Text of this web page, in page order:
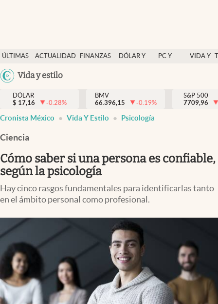
ÚLTIMAS
NOTICIAS
ACTUALIDAD
FINANZAS
DÓLAR Y
PC Y
VIDA Y
México
Vida y estilo
Actualidad
Finanzas y economía
Dólar y mercados
Pc y celular
Vida y estilo
Clima
Espiritualidad
Mediakit
abre en nueva pestaña
México
DÓLAR
$ 17,16 -0.28%
BMV
66.396,15
-0.19%
S&P 500
7709,96
Cronista México Vida Y Estilo Psicología
Ciencia
Cómo saber si una persona es confiable,
según la psicología
Hay cinco rasgos fundamentales para identificarlas tanto
en el ámbito personal como profesional.